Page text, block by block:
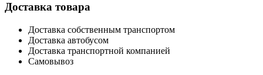
Доставка товара
Доставка собственным транспортом
Доставка автобусом
Доставка транспортной компанией
Самовывоз